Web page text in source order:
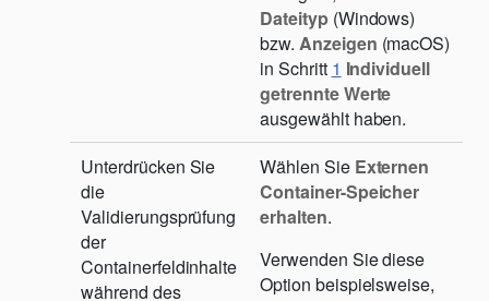
Dateityp(Windows)
bzw. Anzeigen (macOS)
in Schritt 1 Individuell
getrennte Werte
ausgewählt haben.
Unterdrücken Sie
die
Validierungsprüfung
der
Containerfeldinhalte
während des
Wählen Sie Externen
Container-Speicher
erhalten.
Verwenden Sie diese
Option beispielsweise,